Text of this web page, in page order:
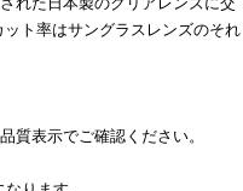
ト率はサングラスレンズのそれ
質表示でご確認ください。